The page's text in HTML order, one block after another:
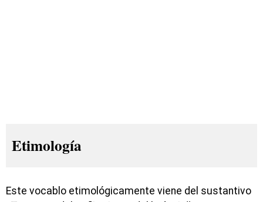
Etimología
Este vocablo etimológicamente viene del sustantivo